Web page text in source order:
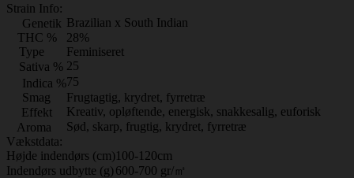
Strain Info:
Genetik Brazilian x South Indian
THC %
28%
Type
Feminiseret
Sativa % 25
Indica %75
Smag
Frugtagtig, krydret, fyrretræ
Effekt
Kreativ, opløftende, energisk, snakkesalig, euforisk
Aroma
Sød, skarp, frugtig, krydret, fyrretræ
Vækstdata:
Højde indendørs (cm) 100-120cm
Indendørs udbytte (g) 600-700 gr/㎡